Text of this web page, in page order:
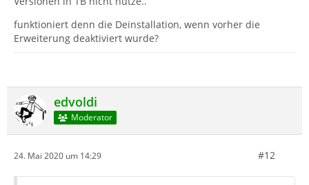
funktioniert denn die Deinstallation, wenn vorher die
Erweiterung deaktiviert wurde?
edvoldi
Moderator
24. Mai 2020 um 14:29 #12